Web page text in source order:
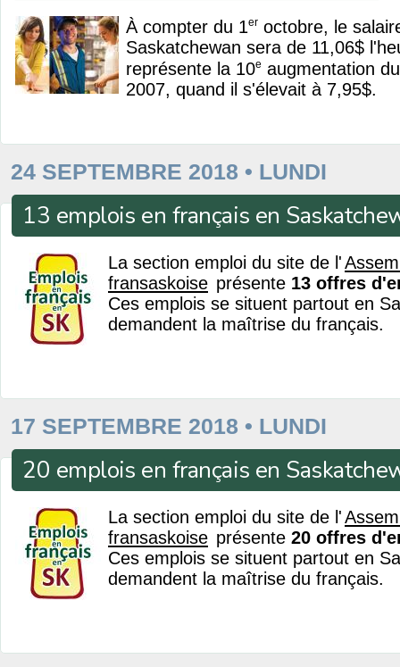
À compter du 1er octobre, le
Saskatchewan sera de 11,06$
représente la 10e augmentation
2007, quand il s'élevait à 7,95$.
24 SEPTEMBRE 2018 • LUNDI
13 emplois en français en
La section emploi du site de l'
fransaskoise présente 13 offres
Ces emplois se situent partout en
demandent la maîtrise du français.
17 SEPTEMBRE 2018 • LUNDI
20 emplois en français en
La section emploi du site de l'
fransaskoise présente 20 offres
Ces emplois se situent partout en
demandent la maîtrise du français.